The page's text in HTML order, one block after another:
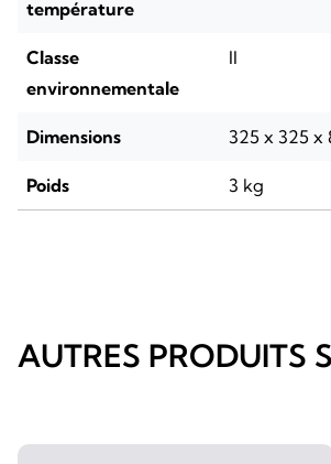
température
Classe
environnementale
II
Dimensions 325 x 325 x
Poids 3 kg
AUTRES PRODUITS